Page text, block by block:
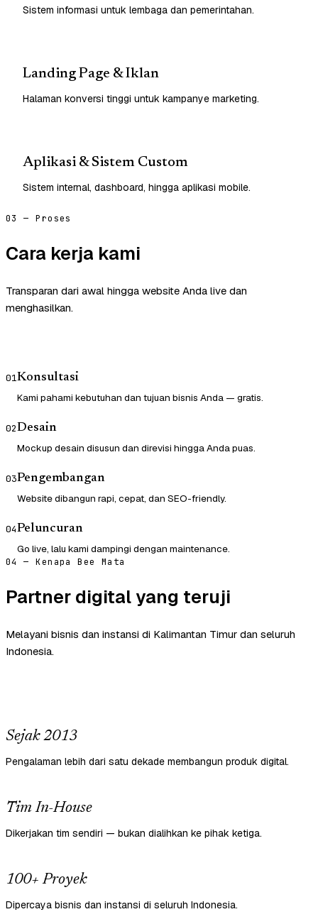
Sistem informasi untuk lembaga dan pemerintahan.
Landing Page & Iklan
Halaman konversi tinggi untuk kampanye marketing.
Aplikasi & Sistem Custom
Sistem internal, dashboard, hingga aplikasi mobile.
03 — Proses
Cara kerja kami
Transparan dari awal hingga website Anda live dan
menghasilkan.
01Konsultasi
Kami pahami kebutuhan dan tujuan bisnis Anda — gratis.
02Desain
Mockup desain disusun dan direvisi hingga Anda puas.
03Pengembangan
Website dibangun rapi, cepat, dan SEO-friendly.
04Peluncuran
Go live, lalu kami dampingi dengan maintenance.
04 — Kenapa Bee Mata
Partner digital yang teruji
Melayani bisnis dan instansi di Kalimantan Timur dan seluruh
Indonesia.
Sejak 2013
Pengalaman lebih dari satu dekade membangun produk digital.
Tim In-House
Dikerjakan tim sendiri — bukan dialihkan ke pihak ketiga.
100+ Proyek
Dipercaya bisnis dan instansi di seluruh Indonesia.